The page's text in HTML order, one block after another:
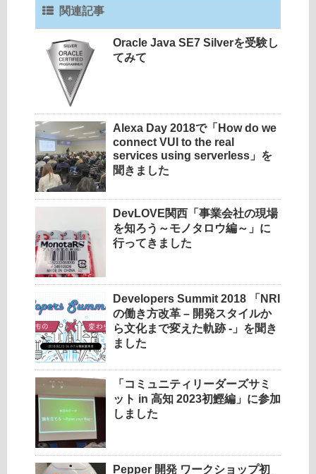
関連記事
Oracle Java SE7 Silverを受験し
てみて
Alexa Day 2018で「How do we
connect VUI to the real
services using serverless」を
聞きました
DevLOVE関西「事業会社の現場
を知ろう～モノタロウ編～」に
行ってきました
Developers Summit 2018 「NRI
の働き方改革 – 開発スタイルか
ら文化まで変えた軌跡 -」を聞き
ました
「コミュニティリーダーズサミ
ット in 高知 2023初鰹編」に参加
しました
Pepper 開発 ワークショップ初